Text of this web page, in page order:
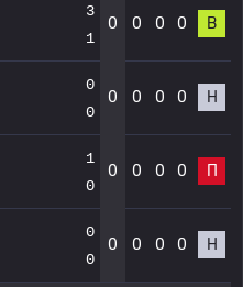
3
1
0 0 0 0 В
0
0
0 0 0 0 Н
1
0
0 0 0 0 П
0
0
0 0 0 0 Н